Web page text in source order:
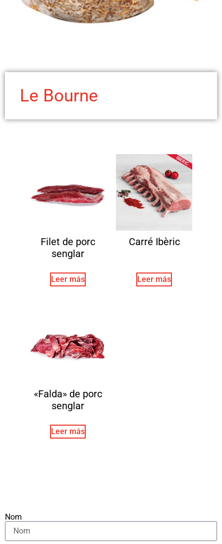
Le Bourne
Filet de porc
senglar
Leer más
Carré Ibèric
Leer más
«Falda» de porc
senglar
Leer más
Nom